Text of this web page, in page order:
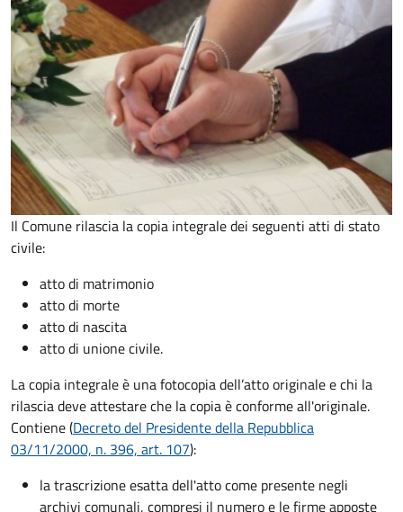
Il Comune rilascia la copia integrale dei seguenti atti di stato
civile:
atto di matrimonio
atto di morte
atto di nascita
atto di unione civile.
La copia integrale è una fotocopia dell’atto originale e chi la
rilascia deve attestare che la copia è conforme all'originale.
Contiene (Decreto del Presidente della Repubblica
03/11/2000, n. 396, art. 107):
la trascrizione esatta dell'atto come presente negli
archivi comunali, compresi il numero e le firme apposte